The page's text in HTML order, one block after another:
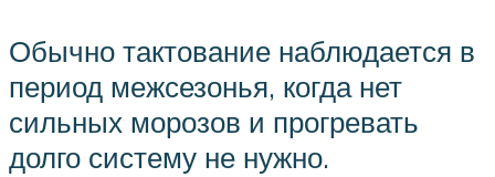
Обычно тактование наблюдается в
период межсезонья, когда нет
сильных морозов и прогревать
долго систему не нужно.